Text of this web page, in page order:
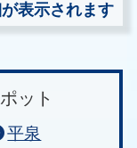
表示されます
ット
平泉